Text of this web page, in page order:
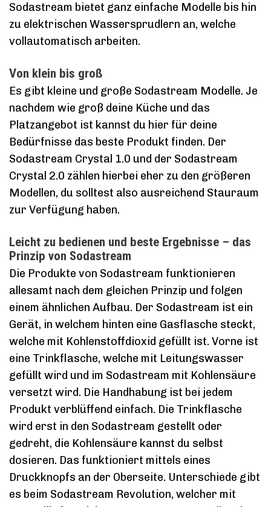
Sodastream bietet ganz einfache Modelle bis hin
zu elektrischen Wassersprudlern an, welche
vollautomatisch arbeiten.
Von klein bis groß
Es gibt kleine und große Sodastream Modelle. Je
nachdem wie groß deine Küche und das
Platzangebot ist kannst du hier für deine
Bedürfnisse das beste Produkt finden. Der
Sodastream Crystal 1.0 und der Sodastream
Crystal 2.0 zählen hierbei eher zu den größeren
Modellen, du solltest also ausreichend Stauraum
zur Verfügung haben.
Leicht zu bedienen und beste Ergebnisse – das
Prinzip von Sodastream
Die Produkte von Sodastream funktionieren
allesamt nach dem gleichen Prinzip und folgen
einem ähnlichen Aufbau. Der Sodastream ist ein
Gerät, in welchem hinten eine Gasflasche steckt,
welche mit Kohlenstoffdioxid gefüllt ist. Vorne ist
eine Trinkflasche, welche mit Leitungswasser
gefüllt wird und im Sodastream mit Kohlensäure
versetzt wird. Die Handhabung ist bei jedem
Produkt verblüffend einfach. Die Trinkflasche
wird erst in den Sodastream gestellt oder
gedreht, die Kohlensäure kannst du selbst
dosieren. Das funktioniert mittels eines
Druckknopfs an der Oberseite. Unterschiede gibt
es beim Sodastream Revolution, welcher mit